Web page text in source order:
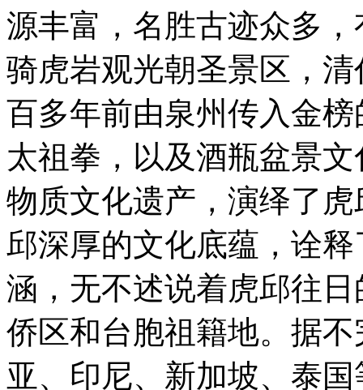
源丰富，名胜古迹众多
骑虎岩观光朝圣景区，
百多年前由泉州传入金
太祖拳，以及酒瓶盆景
物质文化遗产，演绎了
邱深厚的文化底蕴，诠
涵，无不述说着虎邱往
侨区和台胞祖籍地。据
亚、印尼、新加坡、泰